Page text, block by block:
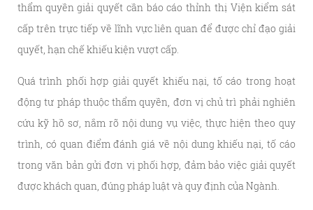
thẩm quyền giải quyết cần báo cáo thỉnh thị Viện kiểm sát
cấp trên trực tiếp về lĩnh vực liên quan để được chỉ đạo giải
quyết, hạn chế khiếu kiện vượt cấp.
Quá trình phối hợp giải quyết khiếu nại, tố cáo trong hoạt
động tư pháp thuộc thẩm quyền, đơn vị chủ trì phải nghiên
cứu kỹ hồ sơ, nắm rõ nội dung vụ việc, thực hiện theo quy
trình, có quan điểm đánh giá về nội dung khiếu nại, tố cáo
trong văn bản gửi đơn vị phối hợp, đảm bảo việc giải quyết
được khách quan, đúng pháp luật và quy định của Ngành.